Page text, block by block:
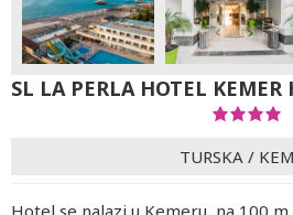
SL LA PERLA HOTEL KEMER
TURSKA /
Hotel se nalazi u Kemeru, na 100